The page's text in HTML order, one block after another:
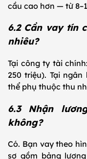
cầu cao hơn — từ
6.2 Cần vay tín
nhiêu?
Tại công ty tài
250 triệu). Tại
thể phụ thuộc thu
6.3 Nhận
không?
Có. Bạn vay theo
sơ gồm bảng